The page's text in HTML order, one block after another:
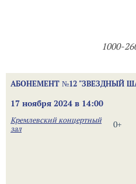
1000-
АБОНЕМЕНТ №12 "ЗВЕЗДНЫЙ
17 ноября 2024 в 14:00
0+
Кремлевский концертный
зал